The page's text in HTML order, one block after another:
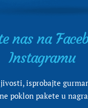
nas na
Instagramu
isprobajte
poklon pakete u